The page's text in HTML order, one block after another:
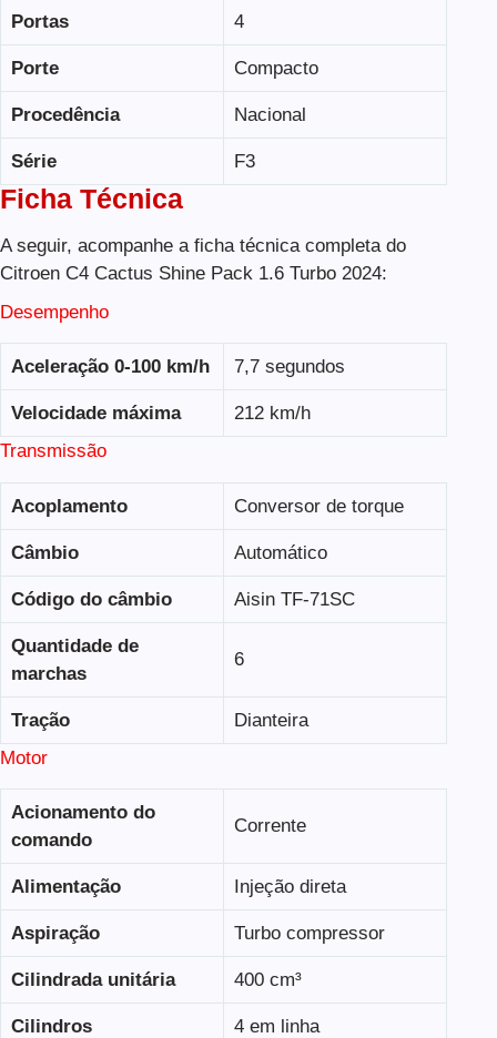
Portas 4
Porte Compacto
Procedência Nacional
Série F3
Ficha Técnica
A seguir, acompanhe a ficha técnica completa do
Citroen C4 Cactus Shine Pack 1.6 Turbo 2024:
Desempenho
Aceleração 0-100 km/h 7,7 segundos
Velocidade máxima
212 km/h
Transmissão
Acoplamento Conversor de torque
Câmbio Automático
Código do câmbio Aisin TF-71SC
Quantidade de
marchas
6
Tração
Dianteira
Motor
Acionamento do
comando
Corrente
Alimentação Injeção direta
Aspiração Turbo compressor
Cilindrada unitária 400 cm³
Cilindros 4 em linha